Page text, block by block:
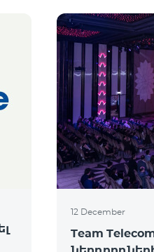
12 December
Team